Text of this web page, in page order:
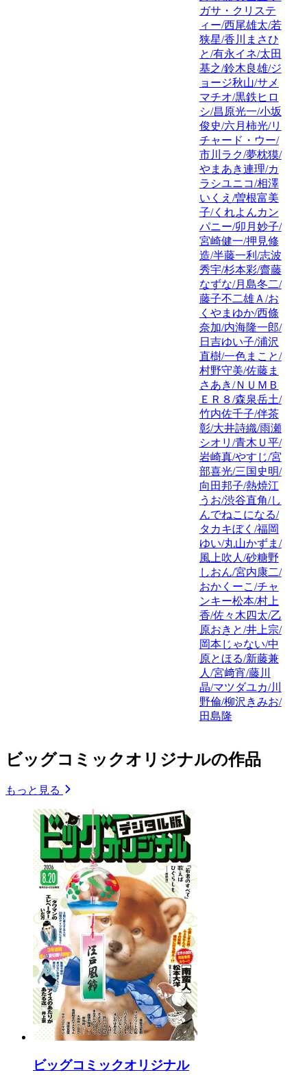
ガサ・クリステ
ィー/西尾雄太/若
狭星/香川まさひ
と/有永イネ/太田
基之/鈴木良雄/ジ
ョージ秋山/サメ
マチオ/黒鉄ヒロ
シ/昌原光一/小坂
俊史/六月柿光/リ
チャード・ウー/
市川ラク/夢枕獏/
やまあき連理/カ
ラシユニコ/相澤
いくえ/曽根富美
子/くれよんカン
パニー/卯月妙子/
宮崎健一/押見修
造/半藤一利/志波
秀宇/杉本彩/齋藤
なずな/月島冬二/
藤子不二雄Ａ/お
くやまゆか/西條
奈加/内海隆一郎/
日吉ゆい子/浦沢
直樹/一色まこと/
村野守美/佐藤ま
さあき/ＮＵＭＢ
ＥＲ８/森泉岳土/
竹内佐千子/伴茶
彰/大井詩織/雨瀬
シオリ/青木Ｕ平/
岩崎真/やすじ/宮
部喜光/三国史明/
向田邦子/熱焼江
うお/渋谷直角/し
んでねこになる/
タカキぼく/福岡
ゆい/丸山かずま/
風上吹人/砂糖野
しおん/宮内康二/
おかくーこ/チャ
ンキー松本/村上
香/佐々木四太/乙
原おきと/井上宗/
岡本じゃない/中
原とほる/新藤兼
人/宮﨑宵/藤川
晶/マツダユカ/川
野倫/柳沢きみお/
田島隆
ビッグコミックオリジナルの作品
もっと見る
ビッグコミックオリジナル